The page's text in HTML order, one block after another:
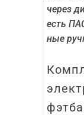
через
есть
ные